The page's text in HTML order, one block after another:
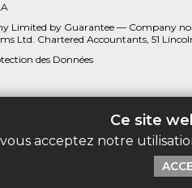
Ce site
acceptez notre
Limited by Guarantee — Company no:
Ltd. Chartered Accountants, 51
des Données